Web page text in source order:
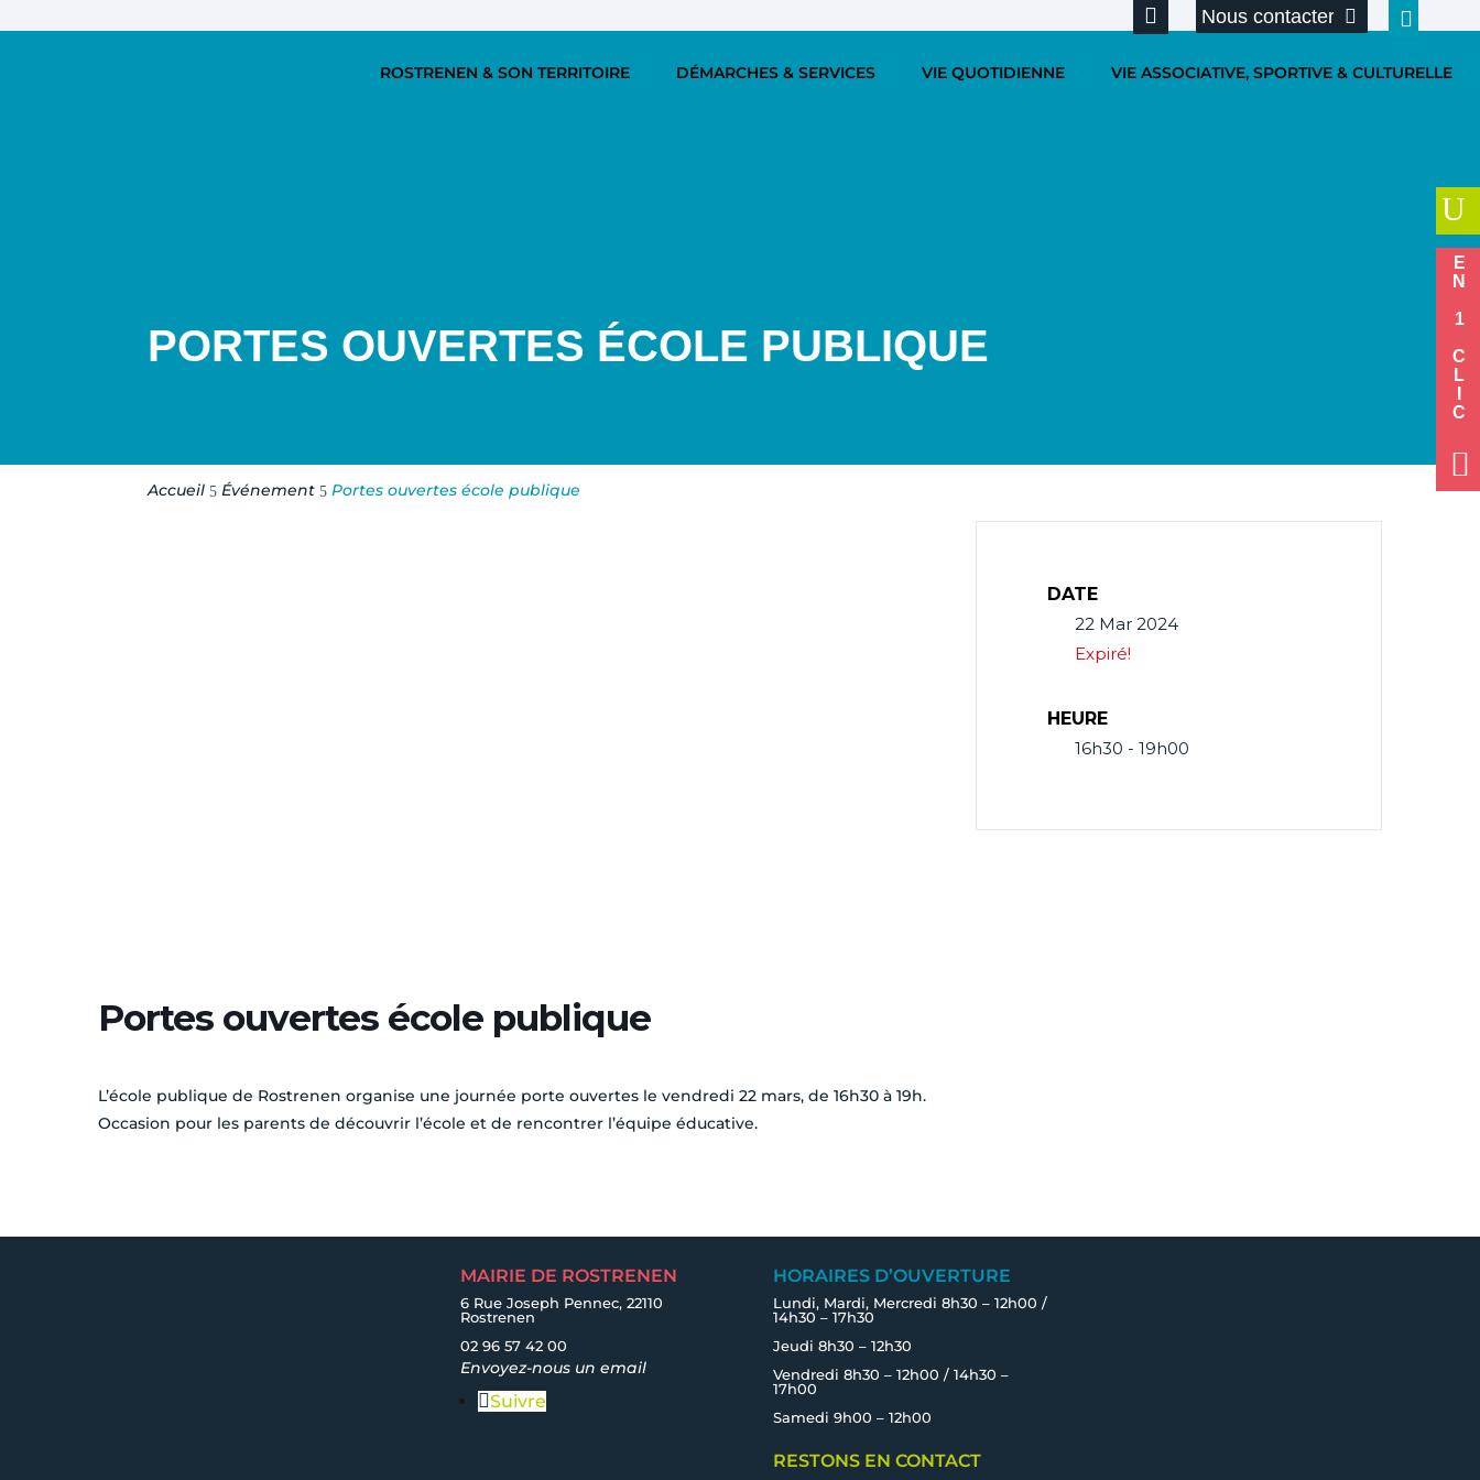
Nous contacter
ROSTRENEN & SON TERRITOIRE DÉMARCHES & SERVICES VIE QUOTIDIENNE VIE ASSOCIATIVE, SPORTIVE & CULTURELLE
PORTES OUVERTES ÉCOLE PUBLIQUE
Accueil 5 Événement 5 Portes ouvertes école publique
Portes ouvertes école publique
L’école publique de Rostrenen organise une journée porte ouvertes le vendredi 22 mars, de 16h30 à 19h.
Occasion pour les parents de découvrir l’école et de rencontrer l’équipe éducative.
DATE
22 Mar 2024
Expiré!
HEURE
16h30 - 19h00
MAIRIE DE ROSTRENEN
6 Rue Joseph Pennec, 22110
Rostrenen
02 96 57 42 00
Envoyez-nous un email
Suivre
HORAIRES D’OUVERTURE
Lundi, Mardi, Mercredi 8h30 – 12h00 /
14h30 – 17h30
Jeudi 8h30 – 12h30
Vendredi 8h30 – 12h00 / 14h30 –
17h00
Samedi 9h00 – 12h00
RESTONS EN CONTACT
U
EN 1 CLIC
